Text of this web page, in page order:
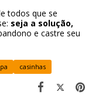
todos que se
seja a solução,
e castre seu
casinhas